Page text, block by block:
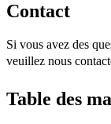
Contact
Si vous avez des
veuillez nous
Table des